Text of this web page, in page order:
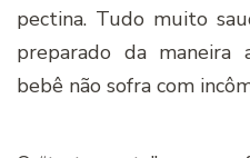
pectina. Tudo muito
preparado da maneira
bebê não sofra com